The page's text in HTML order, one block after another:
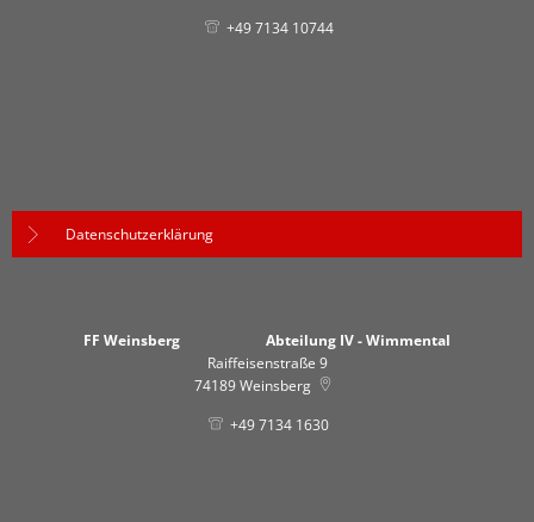
+49 7134 10744
Datenschutzerklärung
FF Weinsberg Abteilung IV - Wimmental
Raiffeisenstraße 9
74189Weinsberg
+49 7134 1630